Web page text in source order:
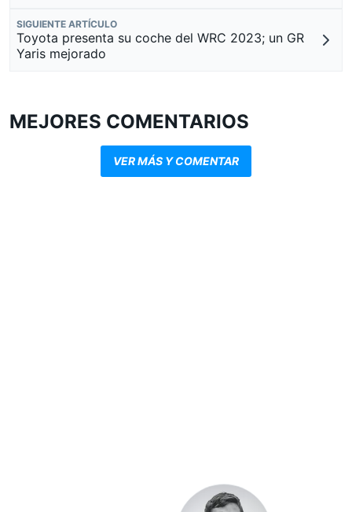
SIGUIENTE ARTÍCULO
Toyota presenta su coche del WRC 2023; un GR
Yaris mejorado
MEJORES COMENTARIOS
VER MÁS Y COMENTAR